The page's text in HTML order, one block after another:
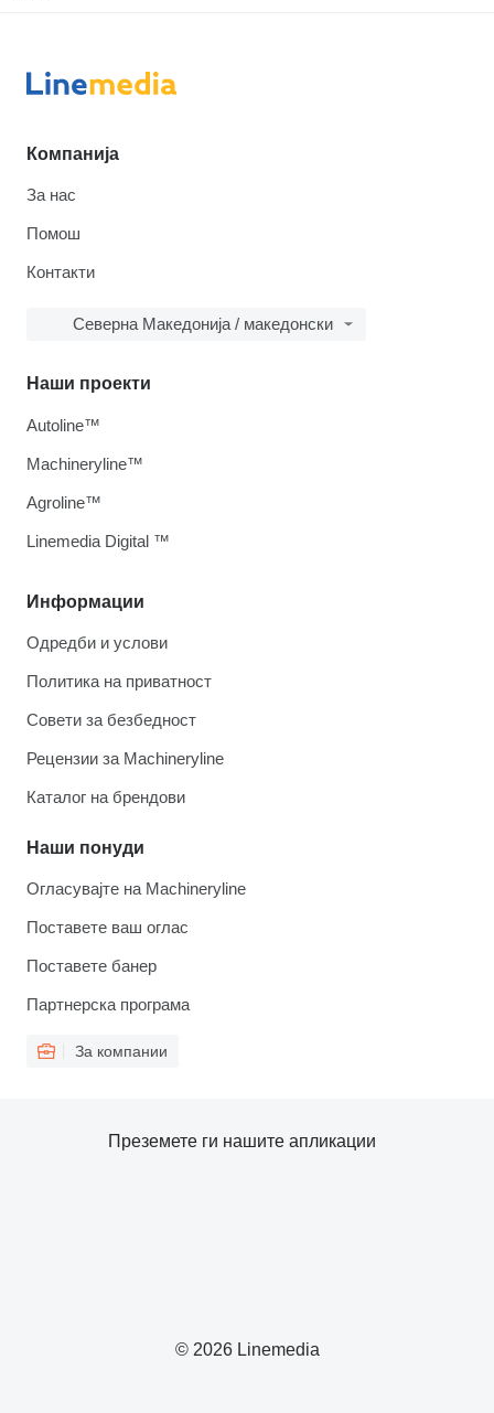
Компанија
За нас
Помош
Контакти
Северна Македонија / македонски
Информации
Одредби и услови
Политика на приватност
Совети за безбедност
Рецензии за Machineryline
Каталог на брендови
Наши понуди
Огласувајте на Machineryline
Поставете ваш оглас
Поставете банер
Партнерска програма
За компании
Наши проекти
Autoline™
Machineryline™
Agroline™
Linemedia Digital ™
© 2026 Linemedia
Преземете ги нашите апликации